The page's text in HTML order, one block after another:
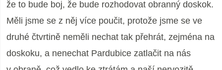
že to bude boj, že bude rozhodovat obranný doskok.
Měli jsme se z něj více poučit, protože jsme se ve
druhé čtvrtině neměli nechat tak přehrát, zejména na
doskoku, a nenechat Pardubice zatlačit na nás